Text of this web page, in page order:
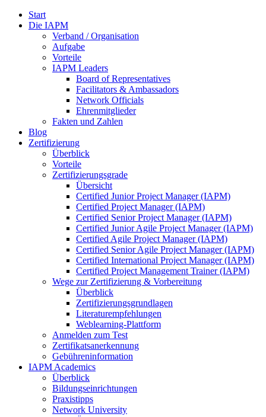
Start
Die IAPM
Verband / Organisation
Aufgabe
Vorteile
IAPM Leaders
Board of Representatives
Facilitators & Ambassadors
Network Officials
Ehrenmitglieder
Fakten und Zahlen
Blog
Zertifizierung
Überblick
Vorteile
Zertifizierungsgrade
Übersicht
Certified Junior Project Manager (IAPM)
Certified Project Manager (IAPM)
Certified Senior Project Manager (IAPM)
Certified Junior Agile Project Manager (IAPM)
Certified Agile Project Manager (IAPM)
Certified Senior Agile Project Manager (IAPM)
Certified International Project Manager (IAPM)
Certified Project Management Trainer (IAPM)
Wege zur Zertifizierung & Vorbereitung
Überblick
Zertifizierungsgrundlagen
Literaturempfehlungen
Weblearning-Plattform
Anmelden zum Test
Zertifikatsanerkennung
Gebühreninformation
IAPM Academics
Überblick
Bildungseinrichtungen
Praxistipps
Network University